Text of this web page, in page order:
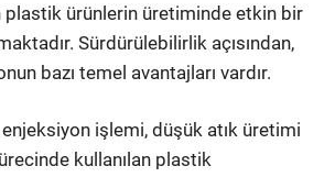
plastik ürünlerin üretiminde etkin bir
Sürdürülebilirlik açısından,
bazı temel avantajları vardır.
işlemi, düşük atık üretimi
kullanılan plastik